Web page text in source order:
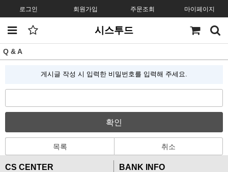
로그인 회원가입 주문조회 마이페이지
시스투드
Q & A
게시글 작성 시 입력한 비밀번호를 입력해 주세요.
확인
목록 취소
CS CENTER
BANK INFO